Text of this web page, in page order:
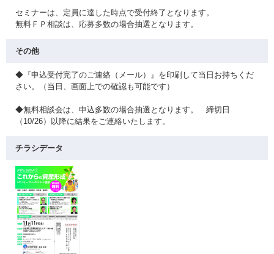
セミナーは、定員に達した時点で受付終了となります。
無料ＦＰ相談は、応募多数の場合抽選となります。
その他
◆『申込受付完了のご連絡（メール）』を印刷して当日お持ちくだ
さい。（当日、画面上での確認も可能です）
◆無料相談会は、申込多数の場合抽選となります。 締切日
（10/26）以降に結果をご連絡いたします。
チラシデータ